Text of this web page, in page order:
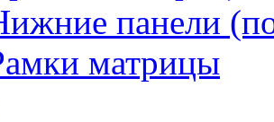
панели
матрицы